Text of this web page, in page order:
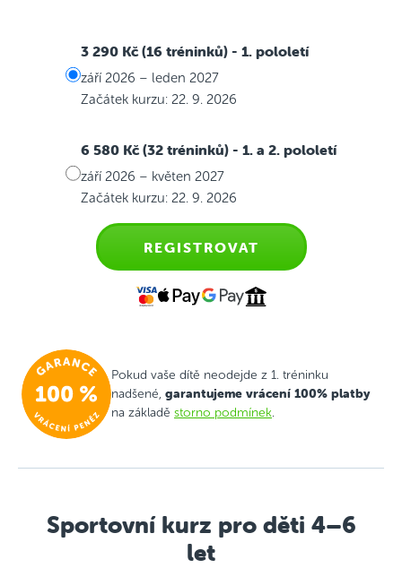
3 290 Kč (16 tréninků) - 1. pololetí
září 2026 – leden 2027
Začátek kurzu: 22. 9. 2026
6 580 Kč (32 tréninků) - 1. a 2. pololetí
září 2026 – květen 2027
Začátek kurzu: 22. 9. 2026
REGISTROVAT
Pokud vaše dítě neodejde z 1. tréninku
nadšené, garantujeme vrácení 100% platby
na základě storno podmínek.
Sportovní kurz pro děti 4–6
let